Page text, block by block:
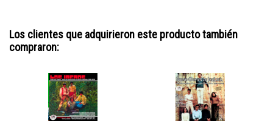
Los clientes que adquirieron este producto también
compraron: